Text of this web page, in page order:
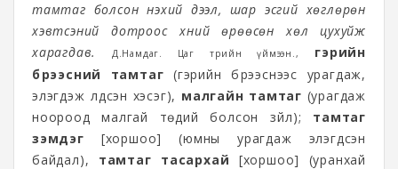
тамтаг болсон нэхий дээл, шар эсгий хөглөрөн
хэвтсэний дотроос хүний өрөөсөн хөл цухуйж
харагдав.
Д.Намдаг. Цаг төрийн үймээн.,
гэрийн
бүрээсний тамтаг (гэрийн бүрээснээс урагдаж,
элэгдэж үлдсэн хэсэг), малгайн тамтаг (урагдаж
ноороод малгай төдий болсон зүйл); тамтаг
зэмдэг [хоршоо] (юмны урагдаж элэгдсэн
байдал), тамтаг тасархай [хоршоо] (уранхай